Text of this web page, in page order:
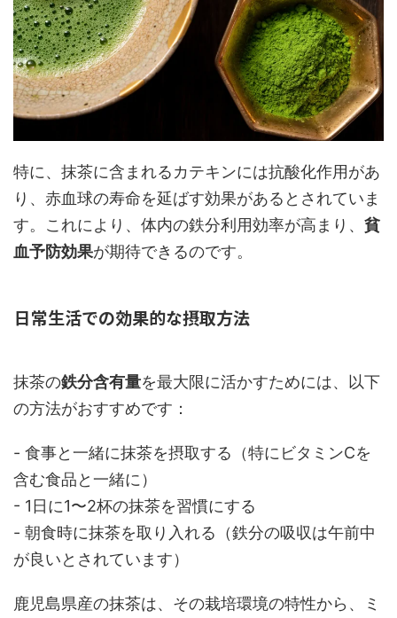
特に、抹茶に含まれるカテキンには抗酸化作用があ
り、赤血球の寿命を延ばす効果があるとされていま
す。これにより、体内の鉄分利用効率が高まり、 貧
血予防効果が期待できるのです。
日常生活での効果的な摂取方法
抹茶の鉄分含有量を最大限に活かすためには、以下
の方法がおすすめです：
- 食事と一緒に抹茶を摂取する（特にビタミンCを
含む食品と一緒に）
- 1日に1〜2杯の抹茶を習慣にする
- 朝食時に抹茶を取り入れる（鉄分の吸収は午前中
が良いとされています）
鹿児島県産の抹茶は、その栽培環境の特性から、ミ